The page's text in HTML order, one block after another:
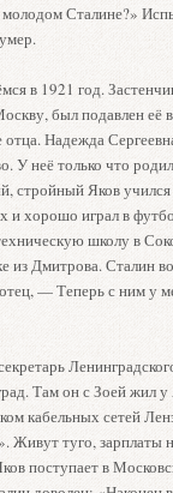
Сталине?»
в 1921 год.
был подавлен её
отца. Надежда
У неё только что
стройный Яков
и хорошо играл в
школу в
из Дмитрова. Сталин
— Теперь с ним у
Там он с Зоей жил
кабельных сетей
Живут туго, зарплаты
поступает в